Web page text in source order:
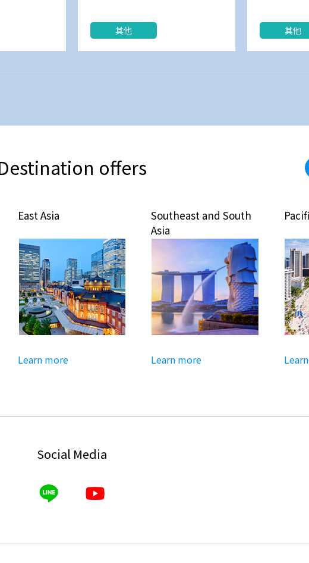
其他 其他
offers
Southeast and South
Learn more
Pacific Islands
Learn more
Next
Social Media